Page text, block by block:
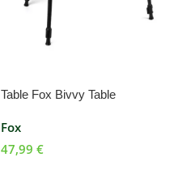
Table Fox Bivvy Table
Fox
47,99 €